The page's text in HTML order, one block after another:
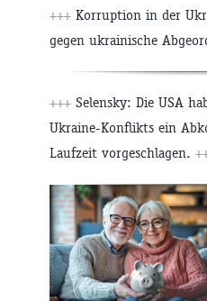
+++ Korruption in der
gegen ukrainische
+++ Selensky: Die USA
Ukraine-Konflikts ein
Laufzeit vorgeschlagen.